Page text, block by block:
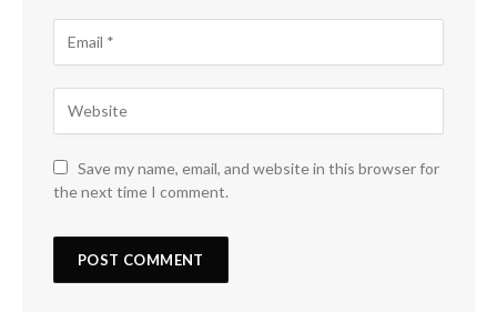
Save my name, email, and website in this browser for
the next time I comment.